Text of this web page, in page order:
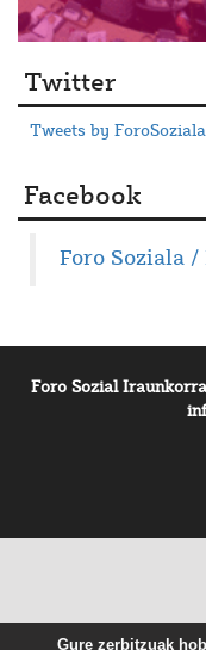
Twitter
Tweets by ForoSoziala
Facebook
Foro Soziala /
Foro Sozial
Gure zerbitzuak